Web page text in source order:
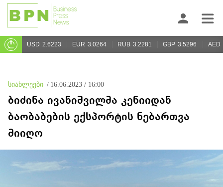
USD 2.6223 EUR 3.0264 RUB 3.2281 GBP 3.5296 AED
სიახლეები / 16.06.2023 / 16:00
ბიძინა ივანიშვილმა კენიიდან
ბაობაბების ექსპორტის ნებართვა
მიიღო